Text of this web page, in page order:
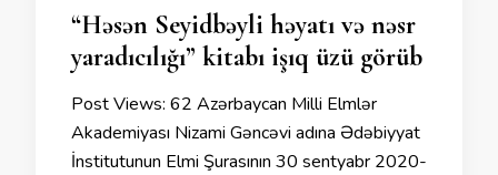
“Həsən Seyidbəyli həyatı və nəsr
yaradıcılığı” kitabı işıq üzü görüb
Post Views: 62 Azərbaycan Milli Elmlər
Akademiyası Nizami Gəncəvi adına Ədəbiyyat
İnstitutunun Elmi Şurasının 30 sentyabr 2020-